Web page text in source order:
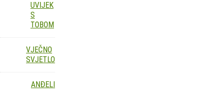
UVIJEK
S
TOBOM
VJEČNO
SVJETLO
ANĐELI